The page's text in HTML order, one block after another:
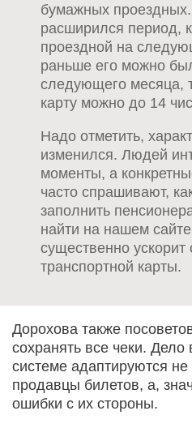
бумажных
расширился период,
проездной на
раньше его можно
следующего месяца,
карту можно до 14
Надо отметить,
изменился. Людей
моменты, а
часто спрашивают,
заполнить
найти на нашем
существенно
транспортной карты.
Дорохова также
сохранять все чеки. Дело
системе адаптируются
продавцы билетов, а,
ошибки с их стороны.